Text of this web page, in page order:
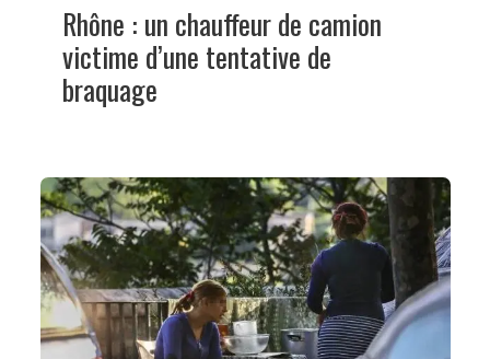
Rhône : un chauffeur de camion
victime d’une tentative de
braquage